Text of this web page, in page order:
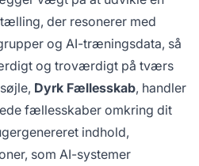
der resonerer med
og AI-træningsdata, så
og troværdigt på tværs
Dyrk Fællesskab, handler
fællesskaber omkring dit
indhold,
som AI-systemer